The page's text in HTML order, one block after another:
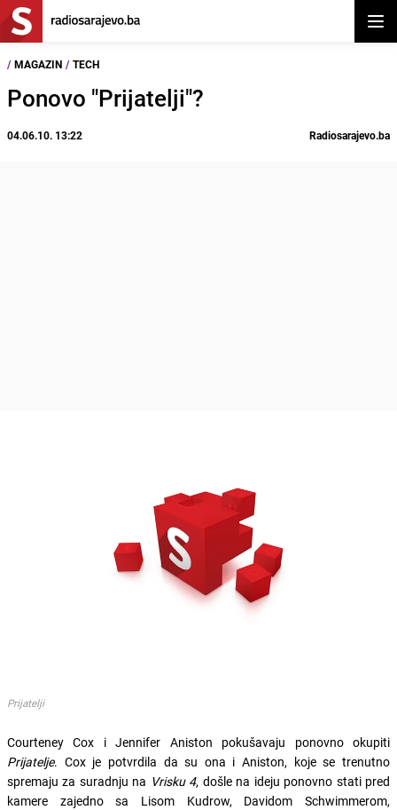
/ MAGAZIN / TECH
Ponovo "Prijatelji"?
04.06.10. 13:22 Radiosarajevo.ba
Prijatelji
Courteney Cox i Jennifer Aniston pokušavaju ponovno okupiti
Prijatelje. Cox je potvrdila da su ona i Aniston, koje se trenutno
spremaju za suradnju na Vrisku 4, došle na ideju ponovno stati pred
kamere zajedno sa Lisom Kudrow, Davidom Schwimmerom,